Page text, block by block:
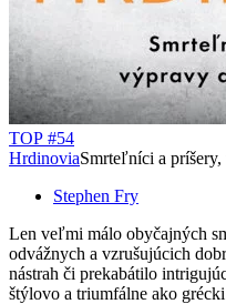
TOP #54
HrdinoviaSmrteľníci a
Stephen Fry
Len veľmi málo obyčajných
odvážnych a vzrušujúcich
nástrah či prekabátilo
štýlovo a triumfálne ako